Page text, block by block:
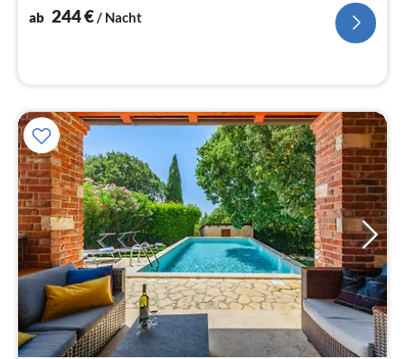
ab 244€/ Nacht